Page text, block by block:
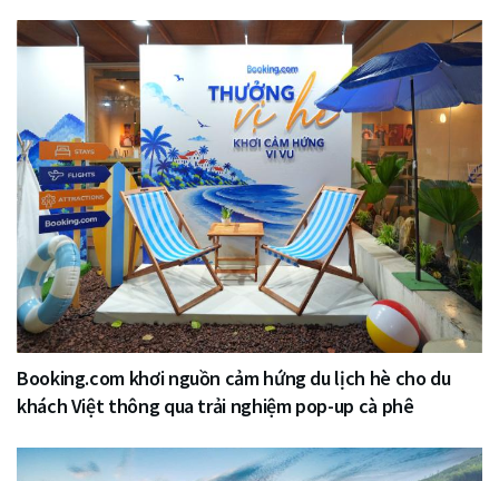
Booking.com khơi nguồn cảm hứng du lịch hè cho du
khách Việt thông qua trải nghiệm pop-up cà phê